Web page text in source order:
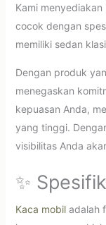
Kami
cocok dengan
memiliki sedan
Dengan produk
menegaskan
kepuasan Anda,
yang tinggi.
visibilitas Anda
✨
Kaca mobiladalah